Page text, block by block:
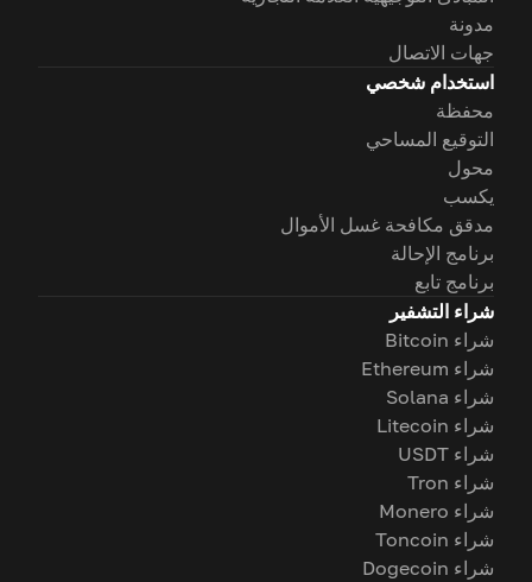
مدونة
جهات الاتصال
استخدام شخصي
محفظة
التوقيع المساحي
محول
يكسب
مدقق مكافحة غسل الأموال
برنامج الإحالة
برنامج تابع
شراء التشفير
شراء Bitcoin
شراء Ethereum
شراء Solana
شراء Litecoin
شراء USDT
شراء Tron
شراء Monero
شراء Toncoin
شراء Dogecoin